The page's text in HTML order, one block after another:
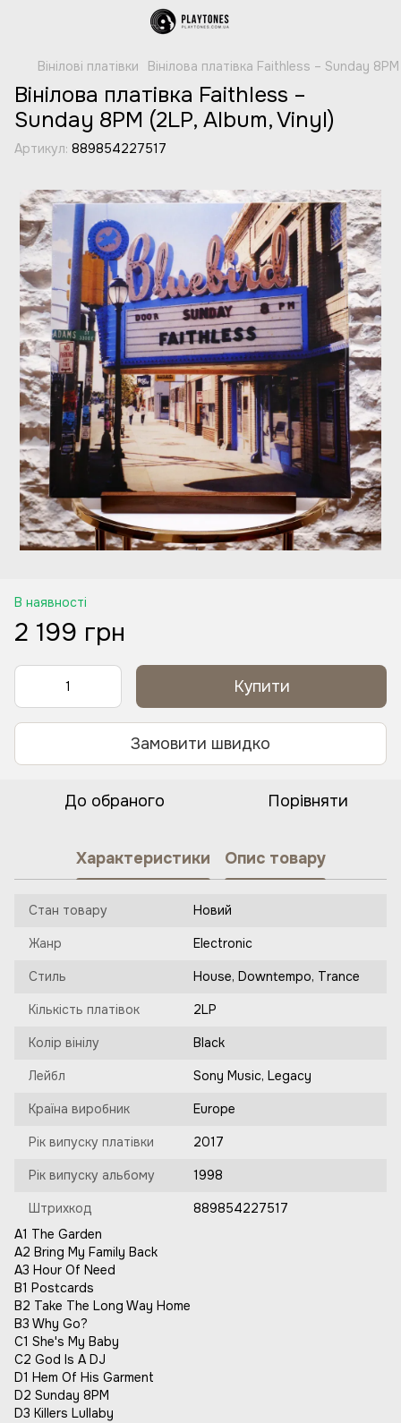
Вінілові платівки Вінілова платівка Faithless – Sunday
Вінілова платівка Faithless –
Sunday 8PM (2LP, Album, Vinyl)
Артикул: 889854227517
В наявності
2 199 грн
Купити
Замовити швидко
До обраного Порівняти
Характеристики Опис товару
Стан товару Новий
Жанр Electronic
Стиль House, Downtempo, Trance
Кількість платівок 2LP
Колір вінілу Black
Лейбл Sony Music, Legacy
Країна виробник Europe
Рік випуску платівки 2017
Рік випуску альбому 1998
Штрихкод
889854227517
A1 The Garden
A2 Bring My Family Back
A3 Hour Of Need
B1 Postcards
B2 Take The Long Way Home
B3 Why Go?
C1 She's My Baby
C2 God Is A DJ
D1 Hem Of His Garment
D2 Sunday 8PM
D3 Killers Lullaby